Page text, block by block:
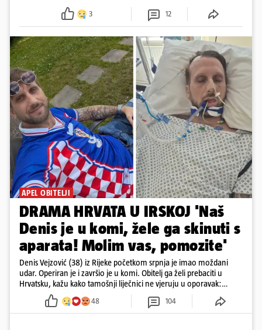
3 12
APEL OBITELJI
DRAMA HRVATA U IRSKOJ 'Naš
Denis je u komi, žele ga skinuti s
aparata! Molim vas, pomozite'
Denis Vejzović (38) iz Rijeke početkom srpnja je imao moždani
udar. Operiran je i završio je u komi. Obitelj ga želi prebaciti u
Hrvatsku, kažu kako tamošnji liječnici ne vjeruju u oporavak:
'Imamo 72 sata'
48 104